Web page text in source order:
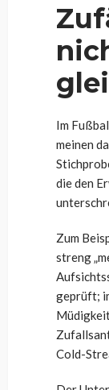
Im
meinen
die den
Zum
streng
geprüft;
Cold-